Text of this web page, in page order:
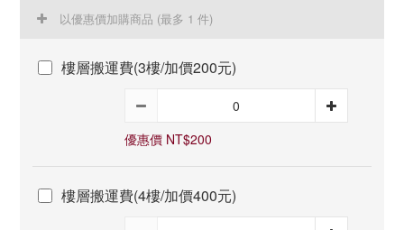
以優惠價加購商品 (最多 1 件)
樓層搬運費(3樓/加價200元)
優惠價 NT$200
樓層搬運費(4樓/加價400元)